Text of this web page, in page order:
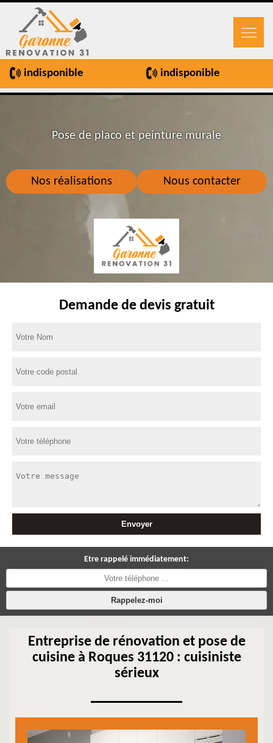
indisponible indisponible
Nos réalisations Nous contacter
Pose de placo et peinture murale
Demande de devis gratuit
Etre rappelé immédiatement:
Entreprise de rénovation et pose de
cuisine à Roques 31120 : cuisiniste
sérieux